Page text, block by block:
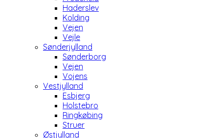
Haderslev
Kolding
Vejen
Vejle
Sønderjylland
Sønderborg
Vejen
Vojens
Vestjylland
Esbjerg
Holstebro
Ringkøbing
Struer
Østjylland